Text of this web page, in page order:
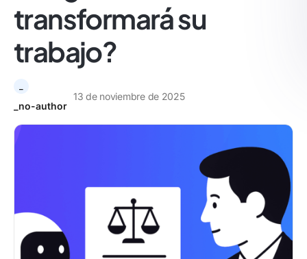
transformará su
trabajo?
_no-author
13 de noviembre de 2025